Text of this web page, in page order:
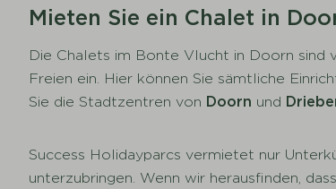
Mieten Sie ein Chalet in
Die Chalets im Bonte Vlucht in Doorn sind
Freien ein. Hier können Sie sämtliche
Sie die Stadtzentren von Doorn und
Success Holidayparcs vermietet nur
unterzubringen. Wenn wir herausfinden,